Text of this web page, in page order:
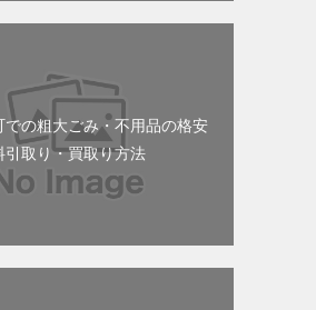
での粗大ごみ・不用品の格安
引取り・買取り方法